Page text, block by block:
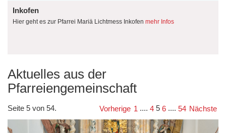
Inkofen
Hier geht es zur Pfarrei Mariä Lichtmess Inkofen mehr Infos
Aktuelles aus der
Pfarreiengemeinschaft
Seite 5 von 54. Vorherige 1 .... 4 5 6 .... 54 Nächste